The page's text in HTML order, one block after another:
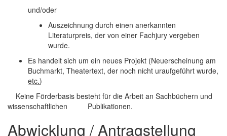
und/oder
Auszeichnung durch einen anerkannten
Literaturpreis, der von einer Fachjury vergeben
wurde.
Es handelt sich um ein neues Projekt (Neuerscheinung am
Buchmarkt, Theatertext, der noch nicht uraufgeführt wurde,
etc.)
Keine Förderbasis besteht für die Arbeit an Sachbüchern und
wissenschaftlichen Publikationen.
Abwicklung / Antragstellung